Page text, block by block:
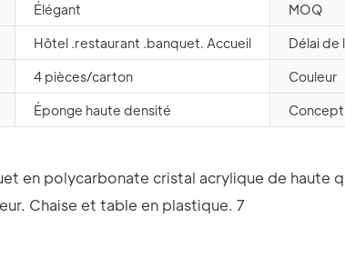
Élégant MOQ
Hôtel .restaurant .banquet. Accueil Délai de
4 pièces/carton Couleur
Éponge haute densité